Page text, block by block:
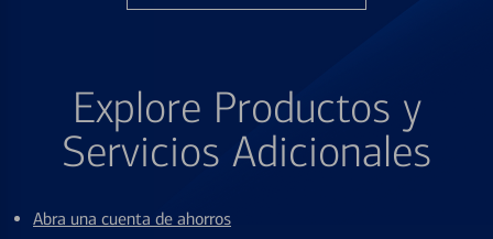
Explore Productos y
Servicios Adicionales
Abra una cuenta de ahorros